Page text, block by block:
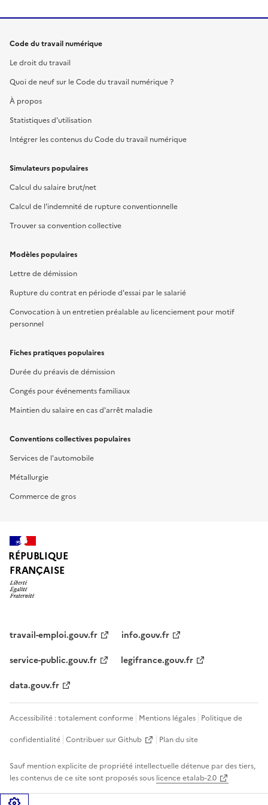
Code du travail numérique
Le droit du travail
Quoi de neuf sur le Code du travail numérique ?
À propos
Statistiques d'utilisation
Intégrer les contenus du Code du travail numérique
Simulateurs populaires
Calcul du salaire brut/net
Calcul de l'indemnité de rupture conventionnelle
Trouver sa convention collective
Modèles populaires
Lettre de démission
Rupture du contrat en période d'essai par le salarié
Convocation à un entretien préalable au licenciement pour motif
personnel
Fiches pratiques populaires
Durée du préavis de démission
Congés pour événements familiaux
Maintien du salaire en cas d'arrêt maladie
Conventions collectives populaires
Services de l'automobile
Métallurgie
Commerce de gros
RÉPUBLIQUE
FRANÇAISE
travail-emploi.gouv.fr
info.gouv.fr
service-public.gouv.fr
legifrance.gouv.fr
data.gouv.fr
Accessibilité : totalement conforme Mentions légales Politique de
confidentialité Contribuer sur Github Plan du site
Sauf mention explicite de propriété intellectuelle détenue par des tiers,
les contenus de ce site sont proposés sous licence etalab-2.0